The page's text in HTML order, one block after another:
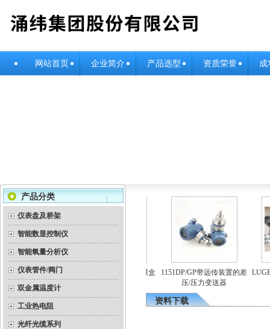
网站首页 企业简介 产品选型 资质荣誉 成
产品分类
仪表盘及桥架
智能数显控制仪
智能氧量分析仪
仪表管件/阀门
双金属温度计
工业热电阻
光纤光缆系列
属温度计
YEX-150B系列不锈钢膜盒
1151DP/GP带远传装置的差
压/压力变送器
LUGB型一
资料下载